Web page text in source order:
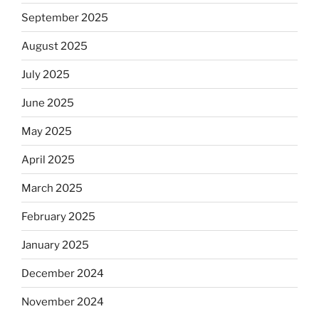
September 2025
August 2025
July 2025
June 2025
May 2025
April 2025
March 2025
February 2025
January 2025
December 2024
November 2024